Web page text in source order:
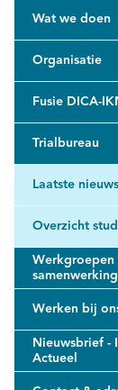
Wat we doen
Organisatie
Fusie DICA-
Trialbureau
Laatste nieuws
Overzicht
Werkgroepen
samenwerking
Werken bij
Nieuwsbrief -
Actueel